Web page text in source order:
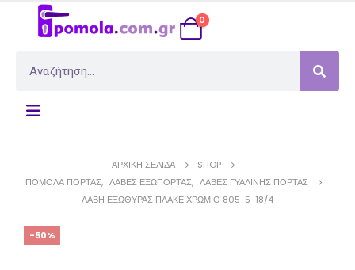
0
ΑΡΧΙΚΉ ΣΕΛΊΔΑ
SHOP
ΠΌΜΟΛΑ ΠΌΡΤΑΣ, ΛΑΒΈΣ ΕΞΏΠΟΡΤΑΣ, ΛΑΒΈΣ ΓΥΑΛΙΝΉΣ ΠΌΡΤΑΣ
ΛΑΒΉ ΕΞΏΘΥΡΑΣ ΠΛΑΚΈ ΧΡΏΜΙΟ 805-5-18/4
-50%